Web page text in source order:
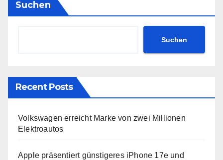
Suchen
Suchen
Recent Posts
Volkswagen erreicht Marke von zwei Millionen
Elektroautos
Apple präsentiert günstigeres iPhone 17e und